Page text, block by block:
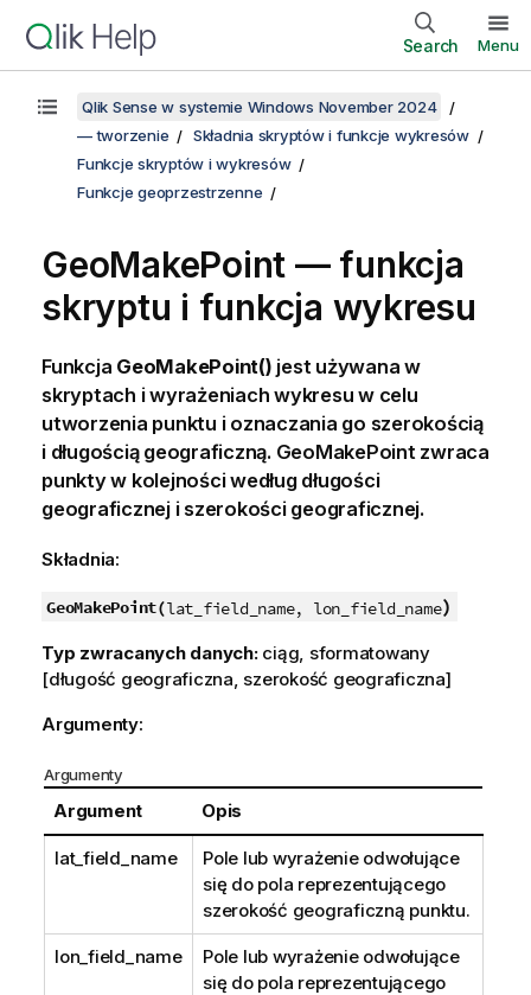
Search Menu
Qlik Sense w systemie Windows November 2024
— tworzenie
Składnia skryptów i funkcje wykresów
Funkcje skryptów i wykresów
Funkcje geoprzestrzenne
GeoMakePoint — funkcja
skryptu i funkcja wykresu
Funkcja GeoMakePoint() jest używana w
skryptach i wyrażeniach wykresu w celu
utworzenia punktu i oznaczania go szerokością
i długością geograficzną. GeoMakePoint zwraca
punkty w kolejności według długości
geograficznej i szerokości geograficznej.
Składnia:
GeoMakePoint(lat_field_name, lon_field_name)
Typ zwracanych danych: ciąg, sformatowany
[długość geograficzna, szerokość geograficzna]
Argumenty:
Argumenty
Argument Opis
lat_field_name
Pole lub wyrażenie odwołujące
się do pola reprezentującego
szerokość geograficzną punktu.
lon_field_name
Pole lub wyrażenie odwołujące
się do pola reprezentującego